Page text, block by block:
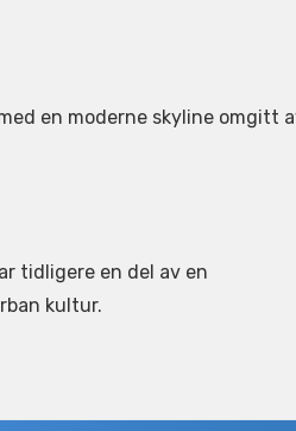
en moderne skyline omgitt
tidligere en del av en
kultur.